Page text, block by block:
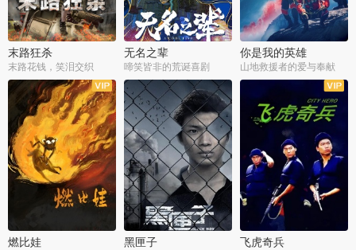
末路狂杀
末路花钱，笑泪交织
无名之辈
啼笑皆非的荒诞喜剧
你是我的英雄
山地救援者的爱与奉献
燃比娃 黑匣子 飞虎奇兵